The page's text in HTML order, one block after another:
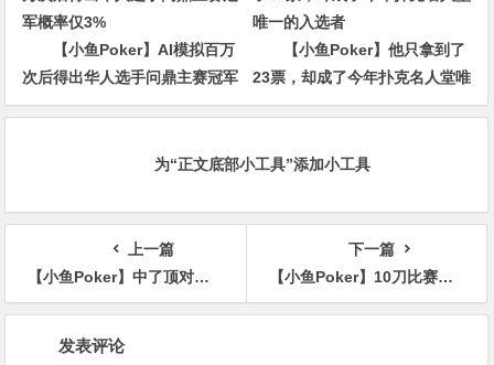
【小鱼Poker】AI模拟百万
次后得出华人选手问鼎主赛冠军
概率仅3%
【小鱼Poker】他只拿到了
23票，却成了今年扑克名人堂唯
一的入选者
为“正文底部小工具”添加小工具
上一篇
【小鱼Poker】中了顶对，到底该下几条街？别一把就软了
下一篇
【小鱼Poker】10刀比赛，第6,309名…中国选手Fu Jiahao竟斩获超过2,200倍的惊人“神秘赏金”回报！
发表评论